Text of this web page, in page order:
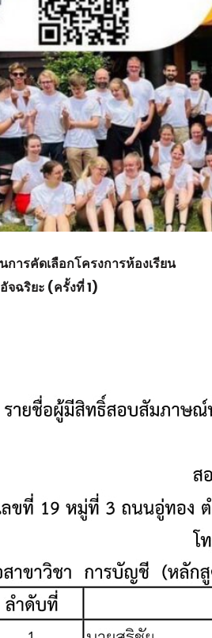
การคัดเลือกโครงการห้องเรียน
ฉริยะ (ครั้งที่ 1)